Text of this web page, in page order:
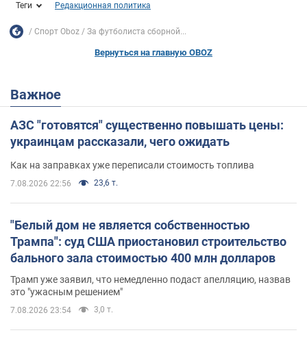
Теги Редакционная политика
Спорт Oboz За футболиста сборной...
Вернуться на главную OBOZ
Важное
АЗС "готовятся" существенно повышать цены:
украинцам рассказали, чего ожидать
Как на заправках уже переписали стоимость топлива
7.08.2026 22:56 23,6 т.
"Белый дом не является собственностью
Трампа": суд США приостановил строительство
бального зала стоимостью 400 млн долларов
Трамп уже заявил, что немедленно подаст апелляцию, назвав
это "ужасным решением"
7.08.2026 23:54 3,0 т.